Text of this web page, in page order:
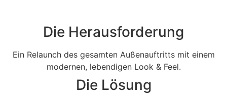
Die Herausforderung
Ein Relaunch des gesamten Außenauftritts mit einem
modernen, lebendigen Look & Feel.
Die Lösung